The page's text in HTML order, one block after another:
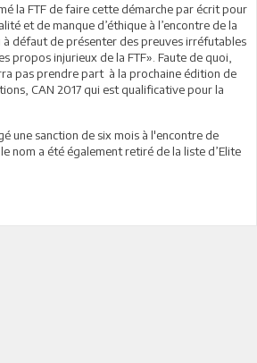
la FTF de faire cette démarche par écrit pour
et de manque d’éthique à l’encontre de la
à défaut de présenter des preuves irréfutables
propos injurieux de la FTF». Faute de quoi,
pas prendre part à la prochaine édition de
CAN 2017 qui est qualificative pour la
une sanction de six mois à l'encontre de
nom a été également retiré de la liste d’Elite